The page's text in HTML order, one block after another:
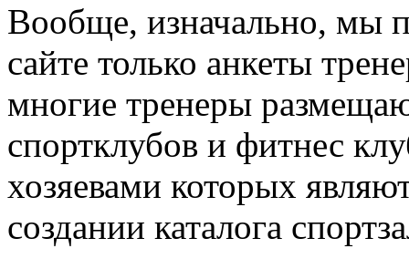
Вообще, изначально, мы
сайте только анкеты
многие тренеры
спортклубов и фитнес
хозяевами которых
создании каталога